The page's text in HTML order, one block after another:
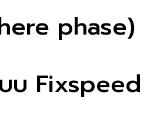
phase)
บ Fixspeed